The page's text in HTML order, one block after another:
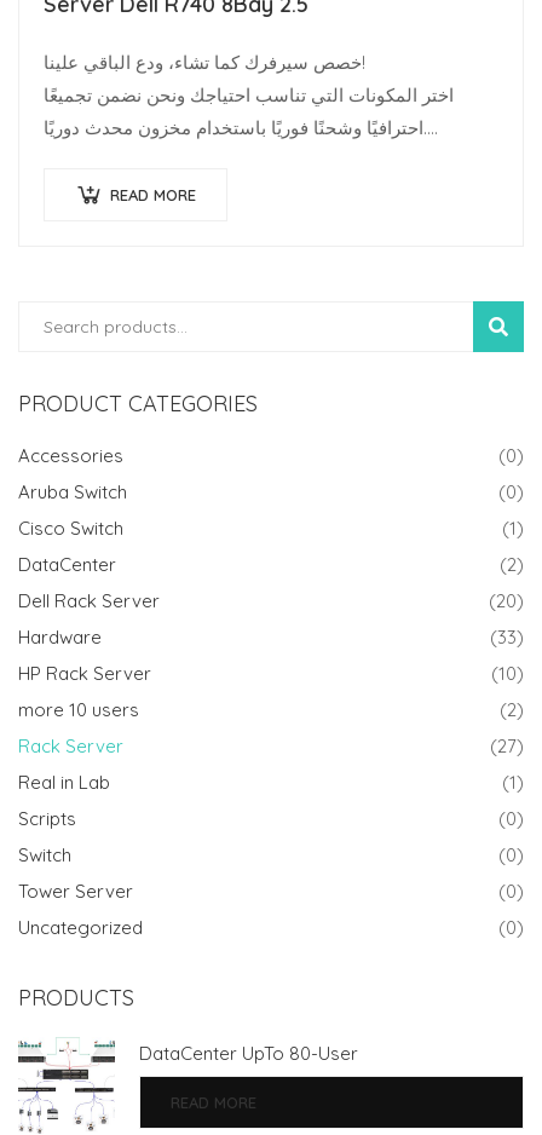
خصص سيرفرك كما تشاء، ودع الباقي علينا!
اختر المكونات التي تناسب احتياجك ونحن نضمن تجميعًا
احترافيًا وشحنًا فوريًا باستخدام مخزون محدث دوريًا.
READ MORE
PRODUCT CATEGORIES
Accessories
(0)
Aruba Switch
(0)
Cisco Switch
(1)
DataCenter
(2)
Dell Rack Server
(20)
Hardware
(33)
HP Rack Server
(10)
more 10 users
(2)
Rack Server
(27)
Real in Lab
(1)
Scripts
(0)
Switch
(0)
Tower Server
(0)
Uncategorized
(0)
PRODUCTS
DataCenter UpTo 80-User
READ MORE